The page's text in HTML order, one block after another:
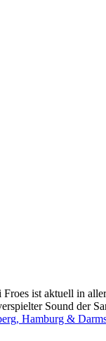
Froes ist aktuell in
Sound der
Hamburg &